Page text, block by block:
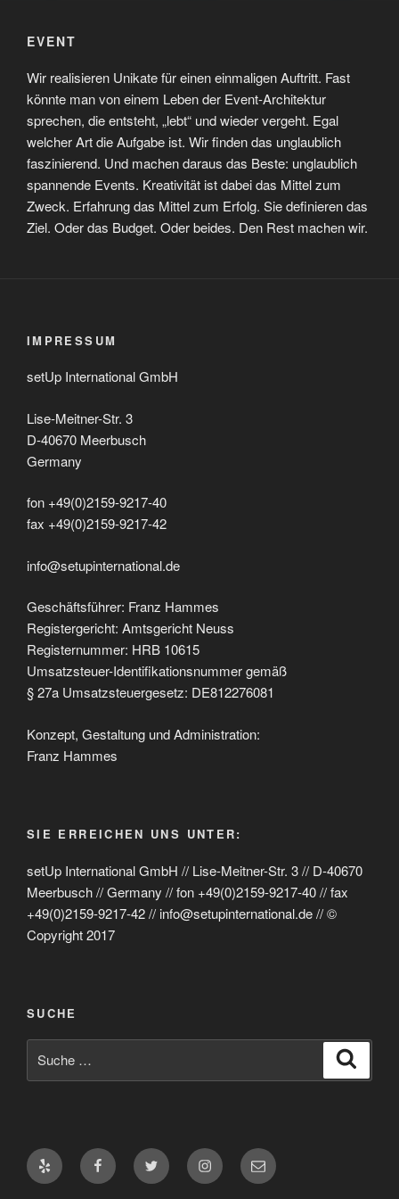
EVENT
Wir realisieren Unikate für einen einmaligen Auftritt. Fast
könnte man von einem Leben der Event-Architektur
sprechen, die entsteht, „lebt“ und wieder vergeht. Egal
welcher Art die Aufgabe ist. Wir finden das unglaublich
faszinierend. Und machen daraus das Beste: unglaublich
spannende Events. Kreativität ist dabei das Mittel zum
Zweck. Erfahrung das Mittel zum Erfolg. Sie definieren das
Ziel. Oder das Budget. Oder beides. Den Rest machen wir.
IMPRESSUM
setUp International GmbH
Lise-Meitner-Str. 3
D-40670 Meerbusch
Germany
fon +49(0)2159-9217-40
fax +49(0)2159-9217-42
info@setupinternational.de
Geschäftsführer: Franz Hammes
Registergericht: Amtsgericht Neuss
Registernummer: HRB 10615
Umsatzsteuer-Identifikationsnummer gemäß
§ 27a Umsatzsteuergesetz: DE812276081
Konzept, Gestaltung und Administration:
Franz Hammes
SIE ERREICHEN UNS UNTER:
setUp International GmbH // Lise-Meitner-Str. 3 // D-40670
Meerbusch // Germany // fon +49(0)2159-9217-40 // fax
+49(0)2159-9217-42 // info@setupinternational.de // ©
Copyright 2017
SUCHE
nach:
Yelp FacebookTwitter InstagramE-
Mail